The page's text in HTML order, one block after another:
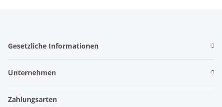
Gesetzliche Informationen
Unternehmen
Zahlungsarten